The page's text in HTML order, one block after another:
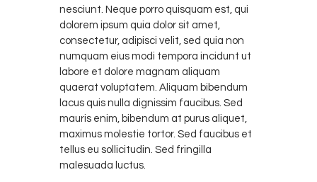
nesciunt. Neque porro quisquam est, qui
dolorem ipsum quia dolor sit amet,
consectetur, adipisci velit, sed quia non
numquam eius modi tempora incidunt ut
labore et dolore magnam aliquam
quaerat voluptatem. Aliquam bibendum
lacus quis nulla dignissim faucibus. Sed
mauris enim, bibendum at purus aliquet,
maximus molestie tortor. Sed faucibus et
tellus eu sollicitudin. Sed fringilla
malesuada luctus.